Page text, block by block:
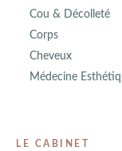
Cou & Décolleté
Corps
Cheveux
Médecine
LE CABINET